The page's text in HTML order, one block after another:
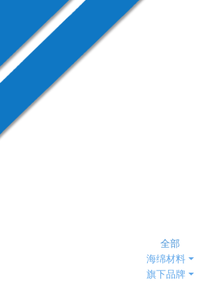
全部
海绵材料
旗下品牌